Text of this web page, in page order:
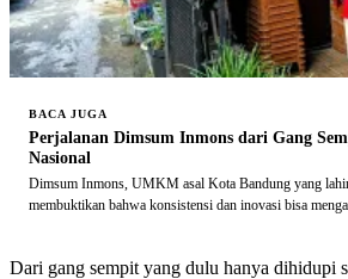
BACA JUGA
Perjalanan Dimsum Inmons dari Gang
Nasional
Dimsum Inmons, UMKM asal Kota Bandung yang
membuktikan bahwa konsistensi dan inovasi bisa
Dari gang sempit yang dulu hanya dihidupi